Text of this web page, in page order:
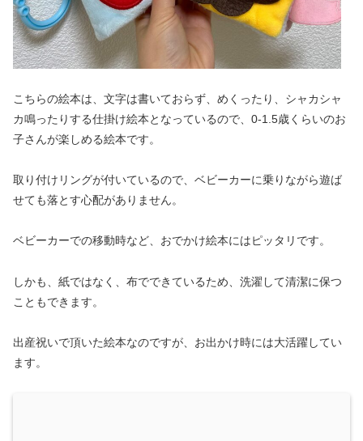
こちらの絵本は、文字は書いておらず、めくったり、シャカシャ
カ鳴ったりする仕掛け絵本となっているので、0-1.5歳くらいのお
子さんが楽しめる絵本です。
取り付けリングが付いているので、ベビーカーに乗りながら遊ば
せても落とす心配がありません。
ベビーカーでの移動時など、おでかけ絵本にはピッタリです。
しかも、紙ではなく、布でできているため、洗濯して清潔に保つ
こともできます。
出産祝いで頂いた絵本なのですが、お出かけ時には大活躍してい
ます。